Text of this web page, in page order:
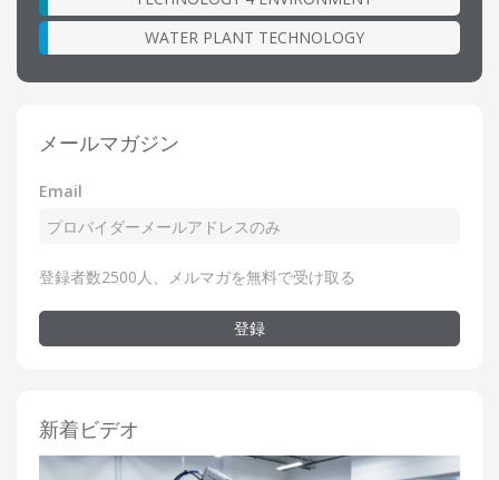
WATER PLANT TECHNOLOGY
メールマガジン
Email
登録者数2500人、メルマガを無料で受け取る
登録
新着ビデオ